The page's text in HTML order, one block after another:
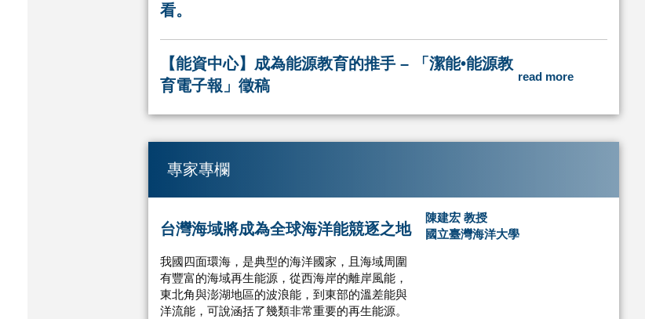
看。
【能資中心】成為能源教育的推手 – 「潔能•能源教
育電子報」徵稿
read more
專家專欄
台灣海域將成為全球海洋能競逐之地
陳建宏 教授
國立臺灣海洋大學
我國四面環海，是典型的海洋國家，且海域周圍
有豐富的海域再生能源，從西海岸的離岸風能，
東北角與澎湖地區的波浪能，到東部的溫差能與
洋流能，可說涵括了幾類非常重要的再生能源。